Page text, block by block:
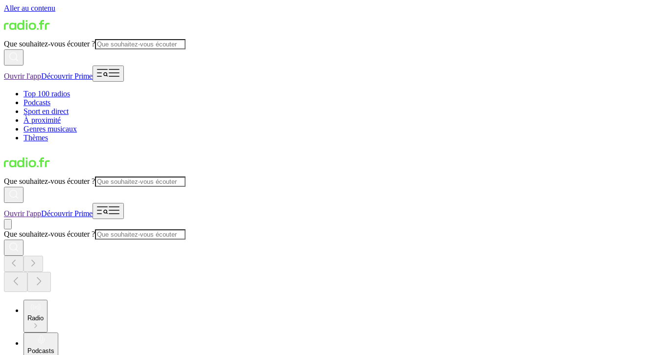
Aller au contenu
Que souhaitez-vous écouter ?
Ouvrir l'appDécouvrir Prime
Top 100 radios
Podcasts
Sport en direct
À proximité
Genres musicaux
Thèmes
Que souhaitez-vous écouter ?
Ouvrir l'appDécouvrir Prime
Que souhaitez-vous écouter ?
Radio
Podcasts